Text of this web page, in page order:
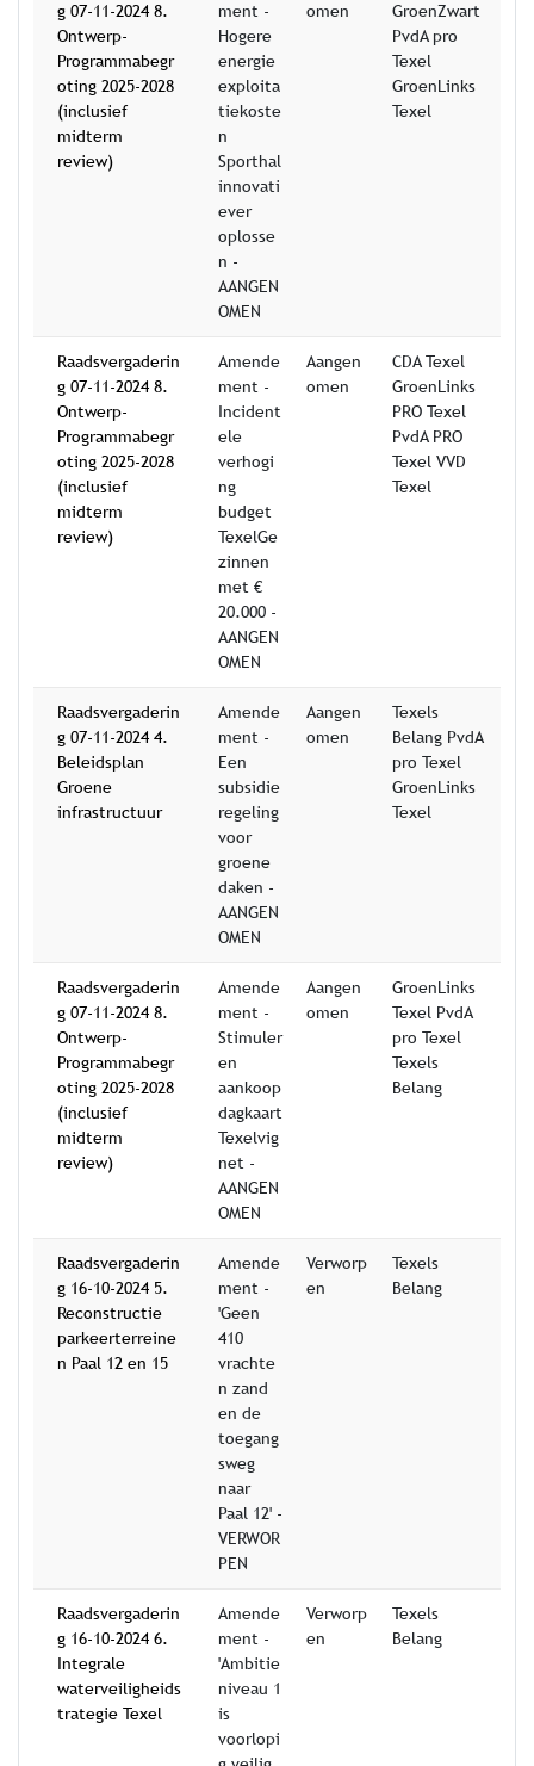
g 07-11-2024 8.
Ontwerp-
Programmabegr
oting 2025-2028
(inclusief
midterm
review)
ment -
Hogere
energie
exploita
tiekoste
n
Sporthal
innovati
ever
oplosse
n -
AANGEN
OMEN
omen
GroenZwart
PvdA pro
Texel
GroenLinks
Texel
Raadsvergaderin
g 07-11-2024 8.
Ontwerp-
Programmabegr
oting 2025-2028
(inclusief
midterm
review)
Amende
ment -
Incident
ele
verhogi
ng
budget
TexelGe
zinnen
met €
20.000 -
AANGEN
OMEN
Aangen
omen
CDA Texel
GroenLinks
PRO Texel
PvdA PRO
Texel VVD
Texel
Raadsvergaderin
g 07-11-2024 4.
Beleidsplan
Groene
infrastructuur
Amende
ment -
Een
subsidie
regeling
voor
groene
daken -
AANGEN
OMEN
Aangen
omen
Texels
Belang PvdA
pro Texel
GroenLinks
Texel
Raadsvergaderin
g 07-11-2024 8.
Ontwerp-
Programmabegr
oting 2025-2028
(inclusief
midterm
review)
Amende
ment -
Stimuler
en
aankoop
dagkaart
Texelvig
net -
AANGEN
OMEN
Aangen
omen
GroenLinks
Texel PvdA
pro Texel
Texels
Belang
Raadsvergaderin
g 16-10-2024 5.
Reconstructie
parkeerterreine
n Paal 12 en 15
Amende
ment -
'Geen
410
vrachte
n zand
en de
toegang
sweg
naar
Paal 12' -
VERWOR
PEN
Verworp
en
Texels
Belang
Raadsvergaderin
g 16-10-2024 6.
Integrale
waterveiligheids
trategie Texel
Amende
ment -
'Ambitie
niveau 1
is
voorlopi
Verworp
en
Texels
Belang